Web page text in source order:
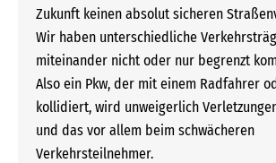
Zukunft keinen absolut sicheren
Wir haben unterschiedliche
miteinander nicht oder nur begrenzt
Also ein Pkw, der mit einem Radfahrer
kollidiert, wird unweigerlich
und das vor allem beim schwächeren
Verkehrsteilnehmer.